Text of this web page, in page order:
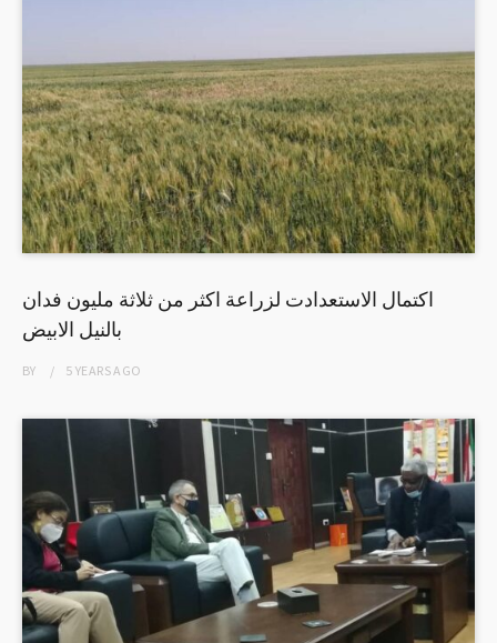
اكتمال الاستعدادت لزراعة اكثر من ثلاثة مليون فدان
بالنيل الابيض
BY 5 YEARSAGO